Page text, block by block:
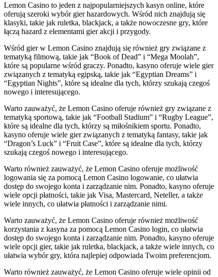
Lemon Casino to jeden z najpopularniejszych kasyn online, które
oferują szeroki wybór gier hazardowych. Wśród nich znajdują się
klasyki, takie jak ruletka, blackjack, a także nowoczesne gry, które
łączą hazard z elementami gier akcji i przygody.
Wśród gier w Lemon Casino znajdują się również gry związane z
tematyką filmową, takie jak “Book of Dead” i “Mega Moolah”,
które są popularne wśród graczy. Ponadto, kasyno oferuje wiele gier
związanych z tematyką egipską, takie jak “Egyptian Dreams” i
“Egyptian Nights”, które są idealne dla tych, którzy szukają czegoś
nowego i interesującego.
Warto zauważyć, że Lemon Casino oferuje również gry związane z
tematyką sportową, takie jak “Football Stadium” i “Rugby League”,
które są idealne dla tych, którzy są miłośnikiem sportu. Ponadto,
kasyno oferuje wiele gier związanych z tematyką fantasy, takie jak
“Dragon’s Luck” i “Fruit Case”, które są idealne dla tych, którzy
szukają czegoś nowego i interesującego.
Warto również zauważyć, że Lemon Casino oferuje możliwość
logowania się za pomocą Lemon Casino logowanie, co ułatwia
dostęp do swojego konta i zarządzanie nim. Ponadto, kasyno oferuje
wiele opcji płatności, takie jak Visa, Mastercard, Neteller, a także
wiele innych, co ułatwia płatności i zarządzanie nimi.
Warto zauważyć, że Lemon Casino oferuje również możliwość
korzystania z kasyna za pomocą Lemon Casino login, co ułatwia
dostęp do swojego konta i zarządzanie nim. Ponadto, kasyno oferuje
wiele opcji gier, takie jak ruletka, blackjack, a także wiele innych, co
ułatwia wybór gry, która najlepiej odpowiada Twoim preferencjom.
Warto również zauważyć, że Lemon Casino oferuje wiele opinii od